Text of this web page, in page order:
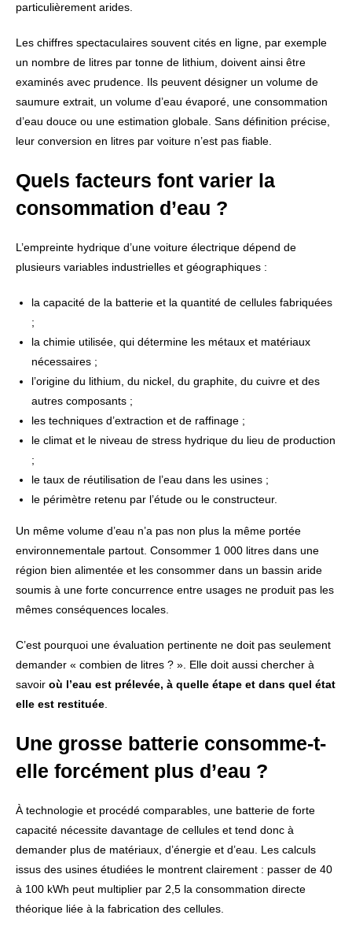
particulièrement arides.
Les chiffres spectaculaires souvent cités en ligne, par exemple
un nombre de litres par tonne de lithium, doivent ainsi être
examinés avec prudence. Ils peuvent désigner un volume de
saumure extrait, un volume d’eau évaporé, une consommation
d’eau douce ou une estimation globale. Sans définition précise,
leur conversion en litres par voiture n’est pas fiable.
Quels facteurs font varier la
consommation d’eau ?
L’empreinte hydrique d’une voiture électrique dépend de
plusieurs variables industrielles et géographiques :
la capacité de la batterie et la quantité de cellules fabriquées
;
la chimie utilisée, qui détermine les métaux et matériaux
nécessaires ;
l’origine du lithium, du nickel, du graphite, du cuivre et des
autres composants ;
les techniques d’extraction et de raffinage ;
le climat et le niveau de stress hydrique du lieu de production
;
le taux de réutilisation de l’eau dans les usines ;
le périmètre retenu par l’étude ou le constructeur.
Un même volume d’eau n’a pas non plus la même portée
environnementale partout. Consommer 1 000 litres dans une
région bien alimentée et les consommer dans un bassin aride
soumis à une forte concurrence entre usages ne produit pas les
mêmes conséquences locales.
C’est pourquoi une évaluation pertinente ne doit pas seulement
demander « combien de litres ? ». Elle doit aussi chercher à
savoir où l’eau est prélevée, à quelle étape et dans quel état
elle est restituée
Une grosse batterie consomme-t-
elle forcément plus d’eau ?
À technologie et procédé comparables, une batterie de forte
capacité nécessite davantage de cellules et tend donc à
demander plus de matériaux, d’énergie et d’eau. Les calculs
issus des usines étudiées le montrent clairement : passer de 40
à 100 kWh peut multiplier par 2,5 la consommation directe
théorique liée à la fabrication des cellules.